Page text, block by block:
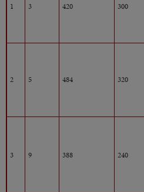
1 3 420 300
2 5 484 320
3 9 388 240